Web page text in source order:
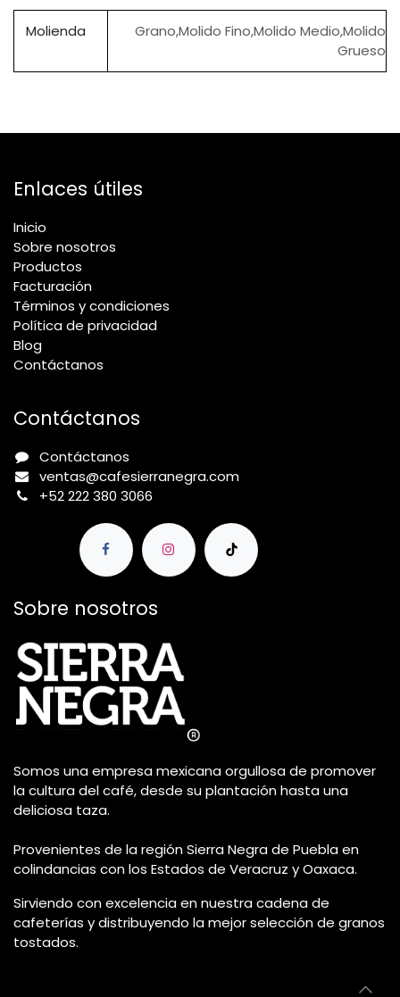
Molienda ​Grano,​Molido Fino,​Molido Medio,​Molido
Grueso
Enlaces útiles
Inicio
Sobre nosotros
Productos
Facturación
Términos y condiciones
Política de privacidad
Blog
Contáctanos
Contáctanos
Contáctanos
ventas@cafesierranegra.com
+52 222 380 3066
Sobre nosotros
Somos una empresa mexicana orgullosa de promover
la cultura del café, desde su plantación hasta una
deliciosa taza.
Provenientes de la región Sierra Negra de Puebla en
colindancias con los Estados de Veracruz y Oaxaca.
Sirviendo con excelencia en nuestra cadena de
cafeterías y distribuyendo la mejor selección de granos
tostados.